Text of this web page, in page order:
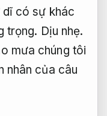
dĩ có sự khác
trọng. Dịu nhẹ.
mưa chúng tôi
nhân của câu